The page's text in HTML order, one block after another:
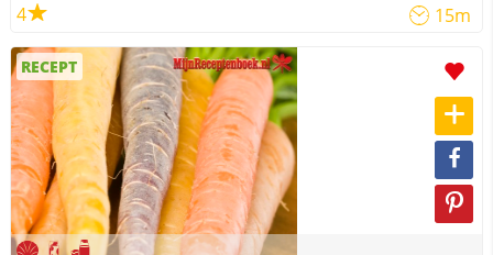
4 15m
RECEPT